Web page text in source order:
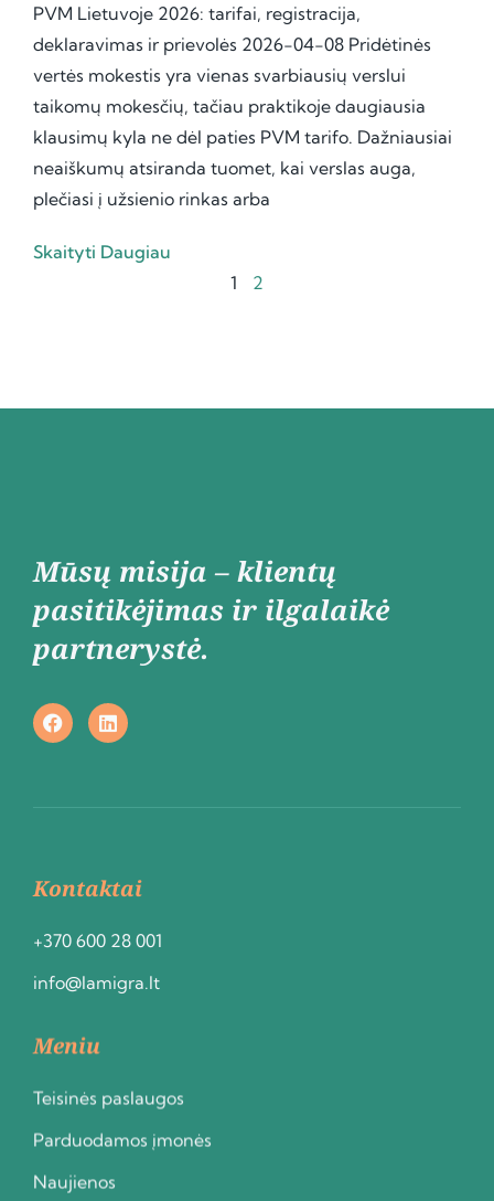
PVM Lietuvoje 2026: tarifai, registracija,
deklaravimas ir prievolės 2026-04-08 Pridėtinės
vertės mokestis yra vienas svarbiausių verslui
taikomų mokesčių, tačiau praktikoje daugiausia
klausimų kyla ne dėl paties PVM tarifo. Dažniausiai
neaiškumų atsiranda tuomet, kai verslas auga,
plečiasi į užsienio rinkas arba
Skaityti Daugiau
1
2
Mūsų misija – klientų
pasitikėjimas ir ilgalaikė
partnerystė.
Kontaktai
+370 600 28 001
info@lamigra.lt
Meniu
Teisinės paslaugos
Parduodamos įmonės
Naujienos